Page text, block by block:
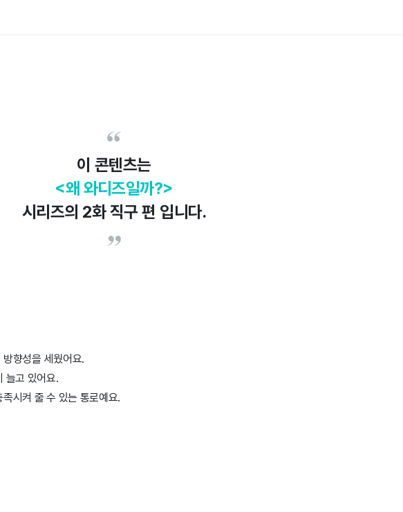
이 콘텐츠는
<왜 와디즈일까?>
시리즈의 2화 직구 편 입니다.
향성을 세웠어요.
늘고 있어요.
시켜 줄 수 있는 통로예요.